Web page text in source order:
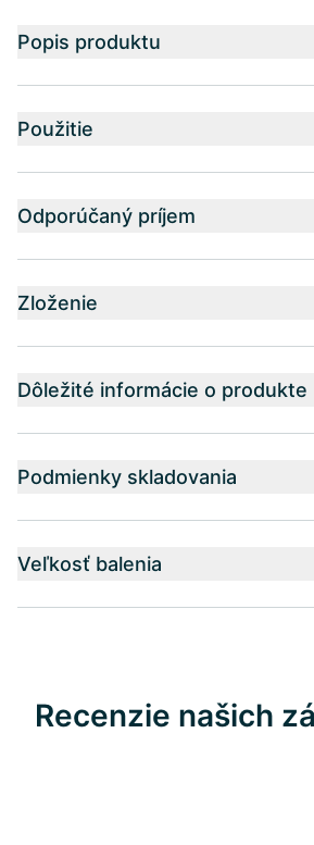
Popis produktu
Použitie
Odporúčaný príjem
Zloženie
Dôležité informácie o produkte
Podmienky skladovania
Veľkosť balenia
Recenzie našich